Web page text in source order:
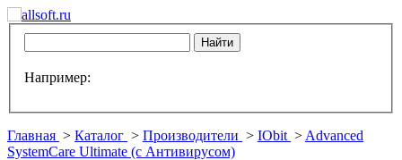
Например:
Главная > Каталог > Производители > IObit > Advanced
SystemCare Ultimate (с Антивирусом)